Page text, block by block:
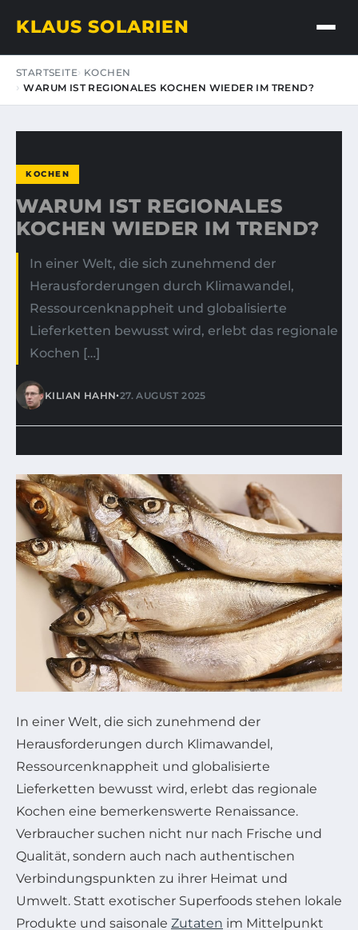
KLAUS SOLARIEN
STARTSEITE KOCHEN
WARUM IST REGIONALES KOCHEN WIEDER IM TREND?
KOCHEN
WARUM IST REGIONALES
KOCHEN WIEDER IM TREND?
In einer Welt, die sich zunehmend der
Herausforderungen durch Klimawandel,
Ressourcenknappheit und globalisierte
Lieferketten bewusst wird, erlebt das regionale
Kochen […]
KILIAN HAHN•27. AUGUST 2025
In einer Welt, die sich zunehmend der
Herausforderungen durch Klimawandel,
Ressourcenknappheit und globalisierte
Lieferketten bewusst wird, erlebt das regionale
Kochen eine bemerkenswerte Renaissance.
Verbraucher suchen nicht nur nach Frische und
Qualität, sondern auch nach authentischen
Verbindungspunkten zu ihrer Heimat und
Umwelt. Statt exotischer Superfoods stehen lokale
Produkte und saisonale Zutaten im Mittelpunkt